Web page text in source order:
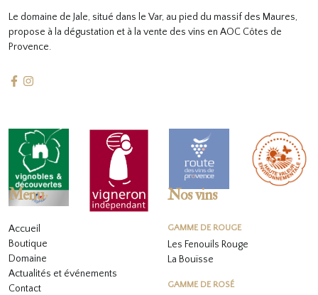
Le domaine de Jale, situé dans le Var, au pied du massif des Maures,
propose à la dégustation et à la vente des vins en AOC Côtes de
Provence.
Menu
Accueil
Boutique
Domaine
Actualités et événements
Contact
Nos vins
GAMME DE ROUGE
Les Fenouils Rouge
La Bouïsse
GAMME DE ROSÉ